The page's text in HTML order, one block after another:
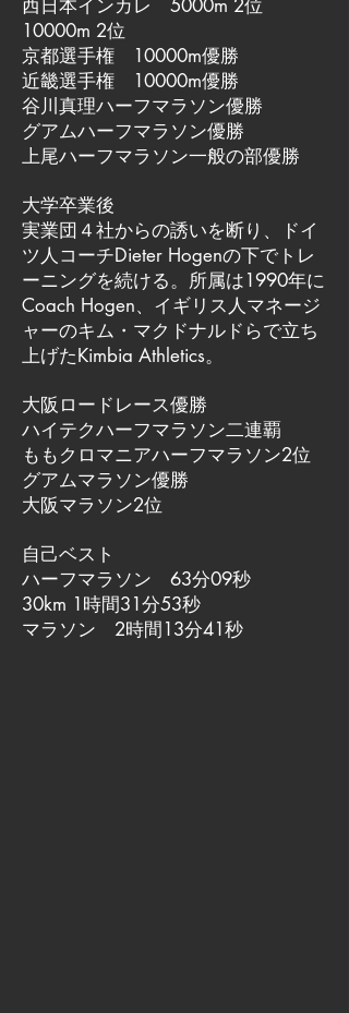
西日本インカレ 5000m 2位
10000m 2位
京都選手権 10000m優勝
近畿選手権 10000m優勝
谷川真理ハーフマラソン優勝
グアムハーフマラソン優勝
上尾ハーフマラソン一般の部優勝
大学卒業後
実業団４社からの誘いを断り、ドイ
ツ人コーチDieter Hogenの下でトレ
ーニングを続ける。所属は1990年に
Coach Hogen、イギリス人マネージ
ャーのキム・マクドナルドらで立ち
上げたKimbia Athletics。
大阪ロードレース優勝
ハイテクハーフマラソン二連覇
ももクロマニアハーフマラソン2位
グアムマラソン優勝
大阪マラソン2位
自己ベスト
ハーフマラソン 63分09秒
30km 1時間31分53秒
マラソン 2時間13分41秒